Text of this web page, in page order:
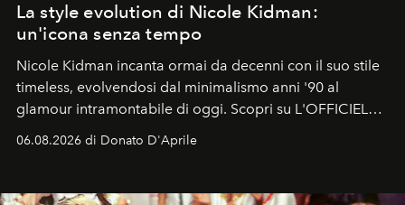
La style evolution di Nicole Kidman:
un'icona senza tempo
Nicole Kidman incanta ormai da decenni con il suo stile
timeless, evolvendosi dal minimalismo anni '90 al
glamour intramontabile di oggi. Scopri su L'OFFICIEL
Italia la sua style evolution.
06.08.2026 di Donato D'Aprile